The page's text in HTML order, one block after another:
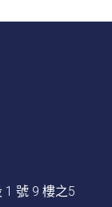
1 號 9 樓之5